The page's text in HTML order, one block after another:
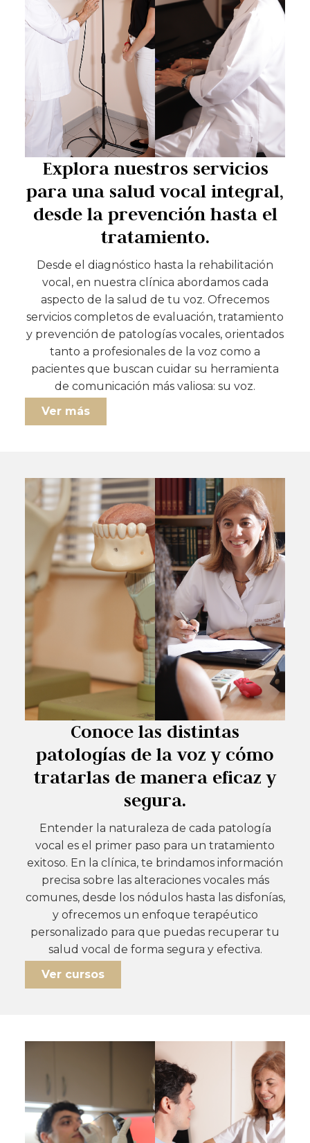
Explora nuestros servicios
para una salud vocal integral,
desde la prevención hasta el
tratamiento.
Desde el diagnóstico hasta la rehabilitación
vocal, en nuestra clínica abordamos cada
aspecto de la salud de tu voz. Ofrecemos
servicios completos de evaluación, tratamiento
y prevención de patologías vocales, orientados
tanto a profesionales de la voz como a
pacientes que buscan cuidar su herramienta
de comunicación más valiosa: su voz.
Ver más
Conoce las distintas
patologías de la voz y cómo
tratarlas de manera eficaz y
segura.
Entender la naturaleza de cada patología
vocal es el primer paso para un tratamiento
exitoso. En la clínica, te brindamos información
precisa sobre las alteraciones vocales más
comunes, desde los nódulos hasta las disfonías,
y ofrecemos un enfoque terapéutico
personalizado para que puedas recuperar tu
salud vocal de forma segura y efectiva.
Ver cursos